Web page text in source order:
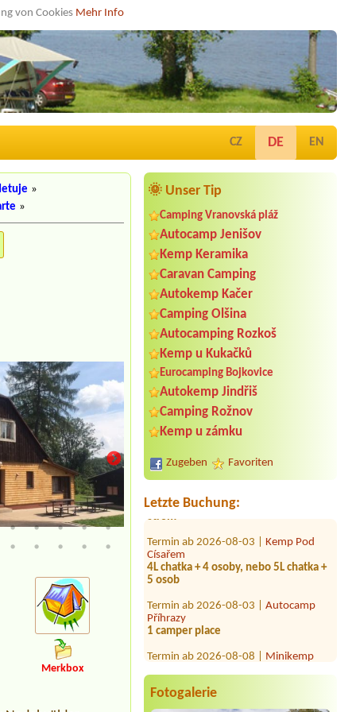
von Cookies Mehr Info
CZ DE EN
🌞 Unser Tip
Camping Vranovská pláž
Autocamp Jenišov
Kemp Keramika
Caravan Camping
Autokemp Kačer
Camping Olšina
Autocamping Rozkoš
Kemp u Kukačků
Eurocamping Bojkovice
Autokemp Jindřiš
Camping Rožnov
Kemp u zámku
Zugeben Favoriten
Letzte Buchung:
Termin ab 2026-08-10 |
Baldovec
4L chata se sociálním zařízením
Termin ab 2026-08-05 |
2 místa pro 2 stany, jeden malý a
jeden velký, celkem 5 osob, pesano, u
vody
Termin ab 2026-09-05 |
PARK - YACHT CLUB
1 Stellplatz für Campervan 6 m mit
Strom
Termin ab 2026-08-03 |
4L chatka + 4 osoby, nebo 5L chatka +
5 osob
Termin ab 2026-08-03 |
1 camper place
Termin ab 2026-08-08 |
chatka - 2 osoby a pes
Termin ab 2026-08-15 |
Domaslavice
Fotogalerie
»
»
Hájenka - rodinná apartmá
Merkbox